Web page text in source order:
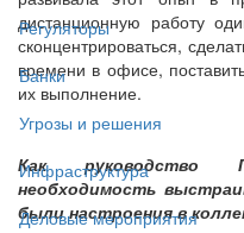
Регуляторы
Банки
Угрозы и решения
Инфраструктура
Деловые мероприятия
дистанционную работу
сконцентрироваться,
времени в офисе,
их выполнение.
Как руководство
необходимость
были настроения в